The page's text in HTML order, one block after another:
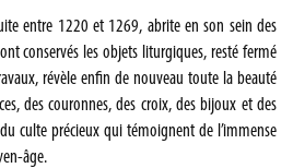
entre 1220 et 1269, abrite en son sein des
conservés les objets liturgiques, resté fermé
révèle enfin de nouveau toute la beauté
des couronnes, des croix, des bijoux et des
culte précieux qui témoignent de l’immense
âge.